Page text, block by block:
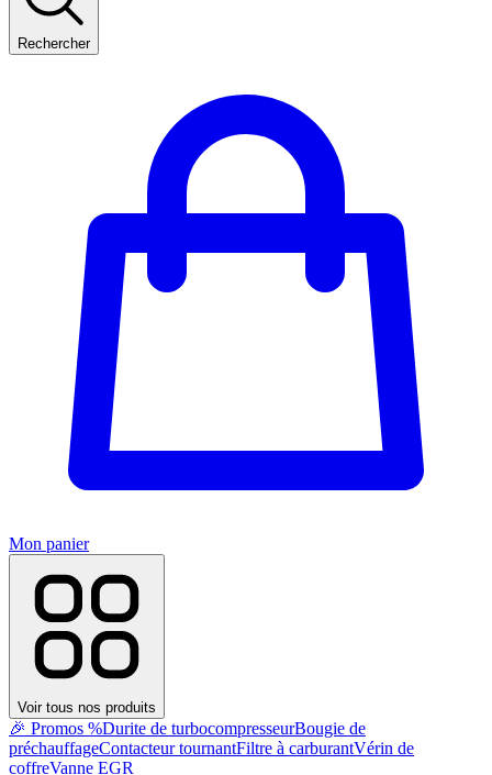
Rechercher
Mon panier
Voir tous nos produits
🎉 Promos %Durite de turbocompresseurBougie de
préchauffageContacteur tournantFiltre à carburantVérin de
coffreVanne EGR